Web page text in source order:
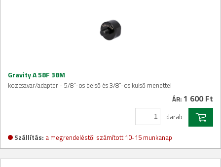
Gravity A 58F 38M
közcsavar/adapter - 5/8"-os belső és 3/8"-os külső menettel
ÁR: 1 600 Ft
darab
Szállítás: a megrendeléstől számított 10-15 munkanap